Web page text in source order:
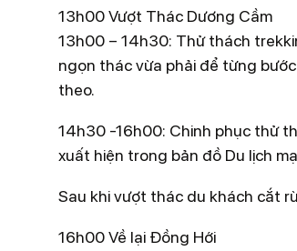
Khám phá cảnh sắc thiên nhiên
Bình.
Hiểu biết sâu về sự đa dạng sinh
trong Danh mục Cực kỳ Quý
Thỏa thích bơi lội trong dòng
chill bên suối giữa màu xanh
13h00 Vượt Thác Dương Cầm
13h00 – 14h30: Thử thách
ngọn thác vừa phải để từng
theo.
14h30 -16h00: Chinh phục thử
xuất hiện trong bản đồ Du lịch
Sau khi vượt thác du khách cắt
16h00 Về lại Đồng Hới